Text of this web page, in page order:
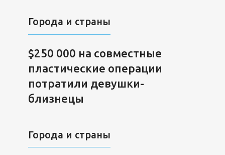
Города и страны
$250 000 на совместные
пластические операции
потратили девушки-
близнецы
Города и страны